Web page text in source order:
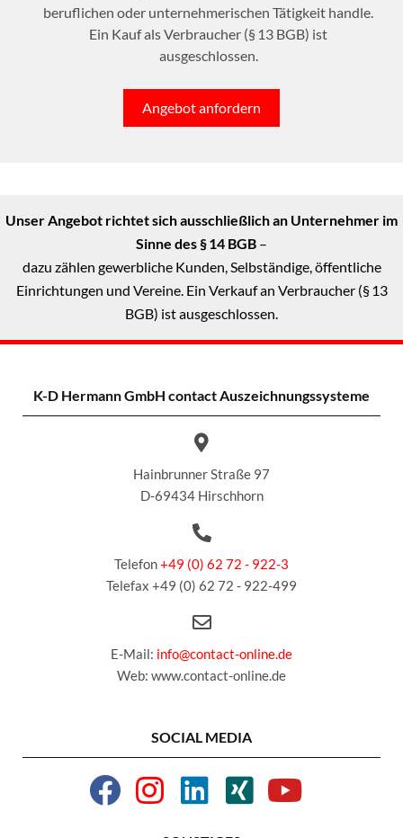
beruflichen oder unternehmerischen Tätigkeit handle.
Ein Kauf als Verbraucher (§ 13 BGB) ist
ausgeschlossen.
Angebot anfordern
Unser Angebot richtet sich ausschließlich an Unternehmer im
Sinne des § 14 BGB –
dazu zählen gewerbliche Kunden, Selbständige, öffentliche
Einrichtungen und Vereine. Ein Verkauf an Verbraucher (§ 13
BGB) ist ausgeschlossen.
K-D Hermann GmbH contact Auszeichnungssysteme
Hainbrunner Straße 97
D-69434 Hirschhorn
Telefon+49 (0) 62 72 - 922-3
Telefax +49 (0) 62 72 - 922-499
E-Mail: info@contact-online.de
Web: www.contact-online.de
SOCIAL MEDIA